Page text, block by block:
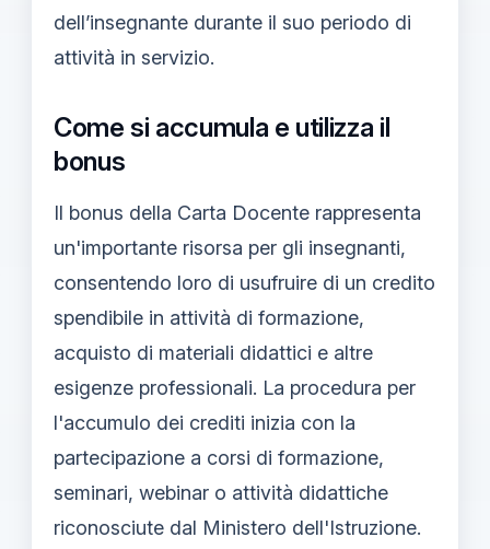
dell’insegnante durante il suo periodo di
attività in servizio.
Come si accumula e utilizza il
bonus
Il bonus della Carta Docente rappresenta
un'importante risorsa per gli insegnanti,
consentendo loro di usufruire di un credito
spendibile in attività di formazione,
acquisto di materiali didattici e altre
esigenze professionali. La procedura per
l'accumulo dei crediti inizia con la
partecipazione a corsi di formazione,
seminari, webinar o attività didattiche
riconosciute dal Ministero dell'Istruzione.